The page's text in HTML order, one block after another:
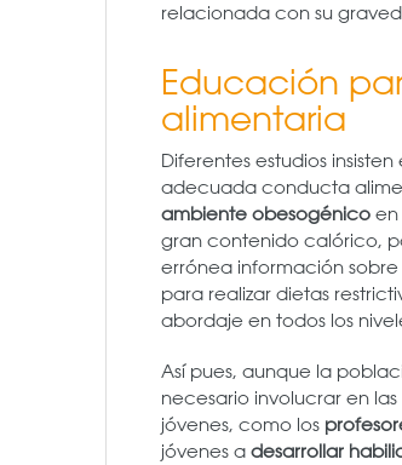
relacionada con su
Educación
alimentaria
Diferentes estudios
adecuada conducta
ambiente obesogénico en
gran contenido calórico,
errónea información
para realizar dietas
abordaje en todos los
Así pues, aunque la
necesario involucrar en
jóvenes, como los
jóvenes a desarrollar